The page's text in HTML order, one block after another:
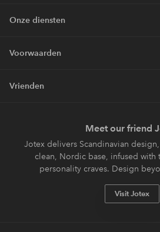
Onze diensten
Voorwaarden
Vrienden
Meet our friend
Jotex delivers Scandinavian
clean, Nordic base, infused with
personality craves. Design
Visit Jotex